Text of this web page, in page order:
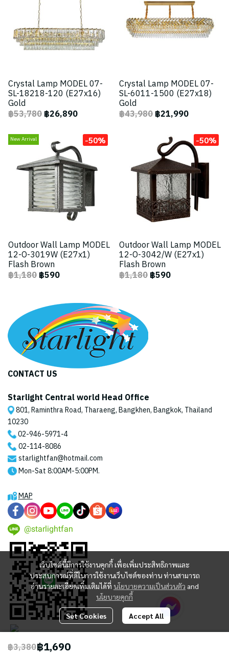
Crystal Lamp MODEL 07-
SL-18218-120 (E27x16)
Gold
฿53,780฿26,890
Crystal Lamp MODEL 07-
SL-6011-1500 (E27x18)
Gold
฿43,980฿21,990
New Arrival -50%
Outdoor Wall Lamp MODEL
12-O-3019W (E27x1)
Flash Brown
฿1,180฿590
-50%
Outdoor Wall Lamp MODEL
12-O-3042/W (E27x1)
Flash Brown
฿1,180฿590
฿3,380฿1,690
เว็บไซต์นี้มีการใช้งานคุกกี้ เพื่อเพิ่มประสิทธิภาพและ
ประสบการณ์ที่ดีในการใช้งานเว็บไซต์ของท่าน ท่านสามารถ
อ่านรายละเอียดเพิ่มเติมได้ที่ นโยบายความเป็นส่วนตัว and
นโยบายคุกกี้
Set Cookies Accept All
CONTACT US
Starlight Central world Head Office
801, Raminthra Road, Tharaeng, Bangkhen, Bangkok, Thailand
10230
02-946-5971-4
02-114-8086
starlightfan@hotmail.com
Mon-Sat 8:00AM-5:00PM.
MAP
@starlightfan